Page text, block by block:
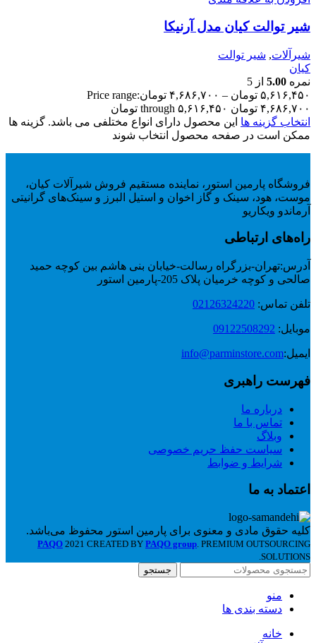
شیر توالت کیان مدل آرنیکا
شیرآلات, شیر توالت
کیان
نمره 5.00 از 5
۵,۶۱۶,۴۵۰ تومان – ۴,۶۸۶,۷۰۰ تومانPrice range:
۴,۶۸۶,۷۰۰ تومان through ۵,۶۱۶,۴۵۰ تومان
انتخاب گزینه ها این محصول دارای انواع مختلفی می باشد. گزینه ها
ممکن است در صفحه محصول انتخاب شوند
فروشگاه پارمین استور، نماینده مستقیم فروش شیرآلات کیان،
موست، هود، سینک و گاز اخوان و استیل البرز و سینک‌های گرانیتی
آرماندو ویکاریو
راه‌های ارتباطی
آدرس:تهران-بزرگراه رسالت-خیابان بنی هاشم بین کوچه حمید
صالحی و کوچه خرمیان پلاک 205-پارمین استور
تلفن تماس: 02126324220
موبایل: 09122508292
ایمیل:info@parminstore.com
فهرست راهبری
درباره ما
تماس با ما
وبلاگ
سیاست حفظ حریم خصوصی
شرایط و ضوابط
اعتماد به ما
کلیه حقوق مادی و معنوی برای پارمین استور محفوظ می‌باشد.
PAQO 2021 CREATED BY PAQO group. PREMIUM OUTSOURCING
SOLUTIONS.
جستجو
منو
دسته بندی ها
خانه